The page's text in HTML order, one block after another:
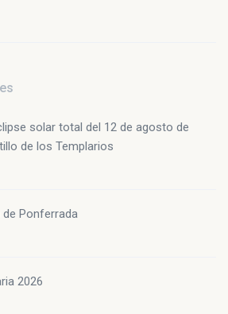
solar total del 12 de agosto de
de los Templarios
Ponferrada
2026